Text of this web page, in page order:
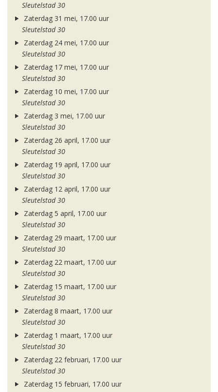
Sleutelstad 30
Zaterdag 31 mei, 17.00 uur
Sleutelstad 30
Zaterdag 24 mei, 17.00 uur
Sleutelstad 30
Zaterdag 17 mei, 17.00 uur
Sleutelstad 30
Zaterdag 10 mei, 17.00 uur
Sleutelstad 30
Zaterdag 3 mei, 17.00 uur
Sleutelstad 30
Zaterdag 26 april, 17.00 uur
Sleutelstad 30
Zaterdag 19 april, 17.00 uur
Sleutelstad 30
Zaterdag 12 april, 17.00 uur
Sleutelstad 30
Zaterdag 5 april, 17.00 uur
Sleutelstad 30
Zaterdag 29 maart, 17.00 uur
Sleutelstad 30
Zaterdag 22 maart, 17.00 uur
Sleutelstad 30
Zaterdag 15 maart, 17.00 uur
Sleutelstad 30
Zaterdag 8 maart, 17.00 uur
Sleutelstad 30
Zaterdag 1 maart, 17.00 uur
Sleutelstad 30
Zaterdag 22 februari, 17.00 uur
Sleutelstad 30
Zaterdag 15 februari, 17.00 uur